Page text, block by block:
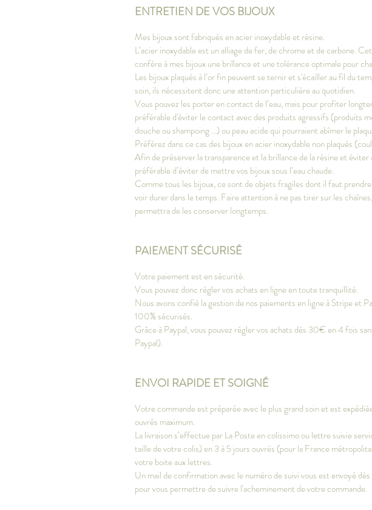
ENTRETIEN DE VOS BIJOUX
Mes bijoux sont fabriqués en acier inoxydable et résine.
L’acier inoxydable est un alliage de fer, de chrome et de carbone.
confère à mes bijoux une brillance et une tolérance optimale pour
Les bijoux plaqués à l’or fin peuvent se ternir et s'écailler au fil du
soin, ils nécessitent donc une attention particulière au quotidien.
Vous pouvez les porter en contact de l’eau, mais pour profiter
préférable d'éviter le contact avec des produits agressifs (produits
douche ou shampoing ...) ou peau acide qui pourraient abîmer le
Préférez dans ce cas des bijoux en acier inoxydable non plaqués
Afin de préserver la transparence et la brillance de la résine et éviter
préférable d’éviter de mettre vos bijoux sous l’eau chaude.
Comme tous les bijoux, ce sont de objets fragiles dont il faut
voir durer dans le temps. Faire attention à ne pas tirer sur les
permettra de les conserver longtemps.
PAIEMENT SÉCURISÉ
Votre paiement est en sécurité.
Vous pouvez donc régler vos achats en ligne en toute tranquillité.
Nous avons confié la gestion de nos paiements en ligne à Stripe et
100% sécurisés.
Grâce à Paypal, vous pouvez régler vos achats dès 30€ en 4 fois
Paypal).
ENVOI RAPIDE ET SOIGNÉ
Votre commande est préparée avec le plus grand soin et est
ouvrés maximum.
La livraison s’effectue par La Poste en colissimo ou lettre suivie
taille de votre colis) en 3 à 5 jours ouvrés (pour la France
votre boite aux lettres.
Un mail de confirmation avec le numéro de suivi vous est envoyé
pour vous permettre de suivre l'acheminement de votre commande.